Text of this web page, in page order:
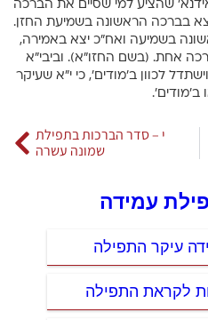
שהציע למי שסיים את הברכה
בברכה הראשונה בשמיעת החזן.
בשמיעה ואח”כ יצא באמירה,
אחת. (בשם החזו”א). וביבי”א
לכוון ב’מודים’, כי י”א שעיקר
ב’מודים’.
י – סדר הברכות בתפילת
שמונה עשרה
עמידה
עיקר התפילה
לקראת התפילה